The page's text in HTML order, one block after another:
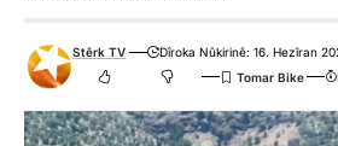
Stêrk TV
Dîroka Nûkirinê: 16. Hezîran